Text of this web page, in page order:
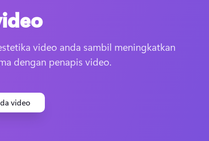
Daftar masuk
video anda sambil meningkatkan
dengan penapis video.
video